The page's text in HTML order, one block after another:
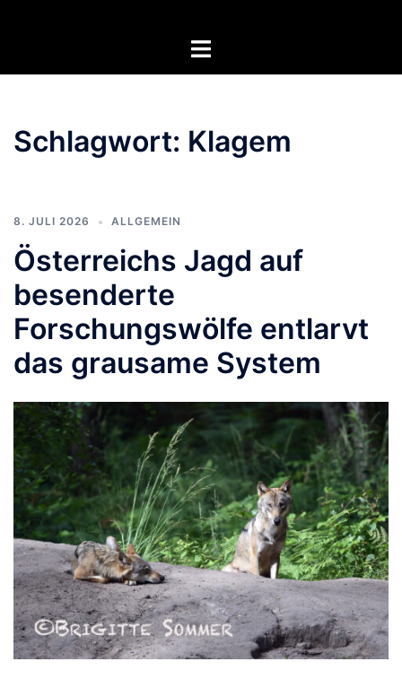
Menü
Schlagwort: Klagem
8. JULI 2026 ALLGEMEIN
Österreichs Jagd auf
besenderte
Forschungswölfe entlarvt
das grausame System